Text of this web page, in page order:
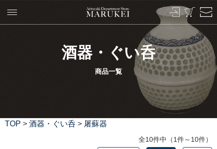
酒器・ぐい呑
商品一覧
TOP > 酒器・ぐい呑 > 屠蘇器
全10件中（1件～10件）